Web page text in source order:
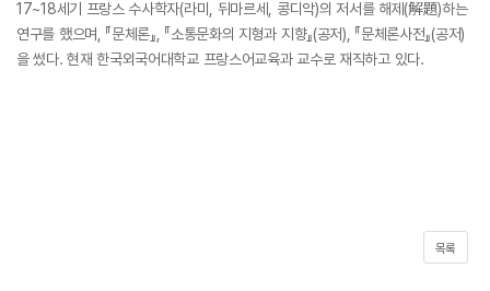
17~18세기 프랑스 수사학자(라미, 뒤마르세, 콩디악)의 저서를 해제(解題)하는
연구를 했으며, 『문체론』, 『소통문화의 지형과 지향』(공저), 『문체론사전』(공저)
을 썼다. 현재 한국외국어대학교 프랑스어교육과 교수로 재직하고 있다.
목록